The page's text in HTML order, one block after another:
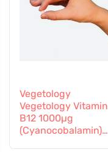
Vegetology
Vegetology Vitamin
B12 1000µg
(Cyanocobalamin)